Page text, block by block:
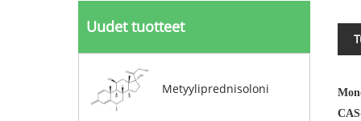
Uudet tuotteet
Metyyliprednisoloni